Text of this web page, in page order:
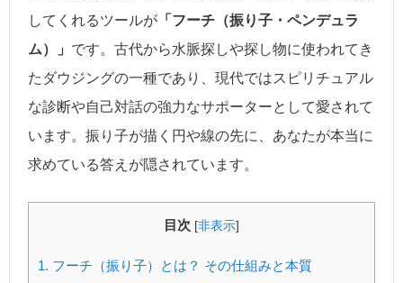
してくれるツールが 「フーチ（振り子・ペンデュラ
ム）」 です。古代から水脈探しや探し物に使われてき
たダウジングの一種であり、現代ではスピリチュアル
な診断や自己対話の強力なサポーターとして愛されて
います。振り子が描く円や線の先に、あなたが本当に
求めている答えが隠されています。
目次 [非表示]
1. フーチ（振り子）とは？ その仕組みと本質